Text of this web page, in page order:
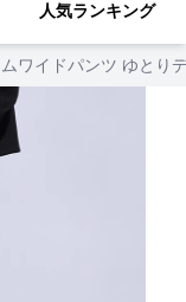
人気ランキング
ワイドパンツ ゆとり